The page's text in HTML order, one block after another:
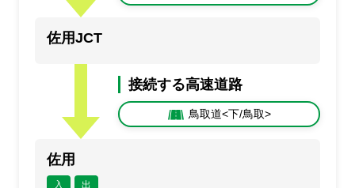
佐用JCT
接続する高速道路
鳥取道<下/鳥取>
佐用
入 出